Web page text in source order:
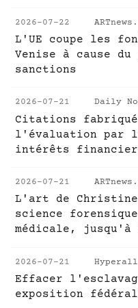
2026-07-22
L'UE coupe les
Venise à cause
sanctions
2026-07-21 Daily
Citations
l'évaluation par
intérêts
2026-07-21
L'art de
science
médicale, jusqu'à
2026-07-21
Effacer
exposition